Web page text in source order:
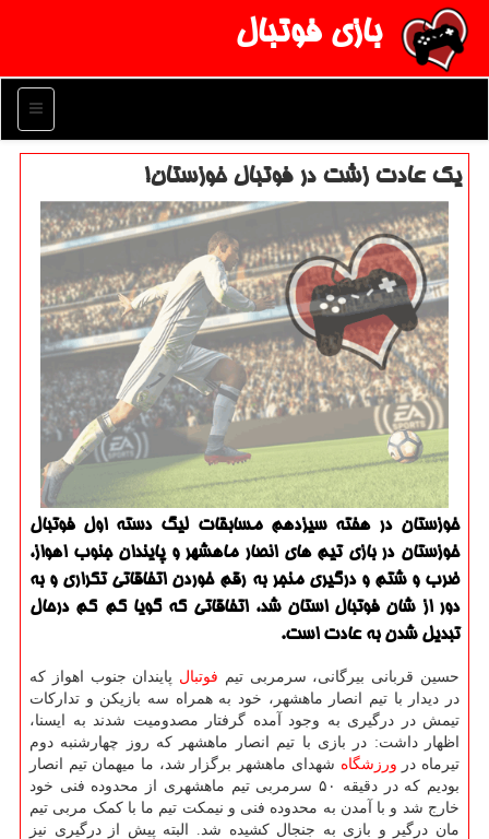
بازی فوتبال
منو
یك عادت زشت در فوتبال خوزستان!
خوزستان در هفته سیزدهم مسابقات لیگ دسته اول فوتبال
خوزستان در بازی تیم های انصار ماهشهر و پایندان جنوب اهواز،
ضرب و شتم و درگیری منجر به رقم خوردن اتفاقاتی تکراری و به
دور از شان فوتبال استان شد، اتفاقاتی که گویا کم کم درحال
تبدیل شدن به عادت است.
حسین قربانی بیرگانی، سرمربی تیم فوتبال پایندان جنوب اهواز که
در دیدار با تیم انصار ماهشهر، خود به همراه سه بازیکن و تدارکات
تیمش در درگیری به وجود آمده گرفتار مصدومیت شدند به ایسنا،
اظهار داشت: در بازی با تیم انصار ماهشهر که روز چهارشنبه دوم
تیرماه در ورزشگاه شهدای ماهشهر برگزار شد، ما میهمان تیم انصار
بودیم که در دقیقه ۵۰ سرمربی تیم ماهشهری از محدوده فنی خود
خارج شد و با آمدن به محدوده فنی و نیمکت تیم ما با کمک مربی تیم
مان درگیر و بازی به جنجال کشیده شد. البته پیش از درگیری نیز